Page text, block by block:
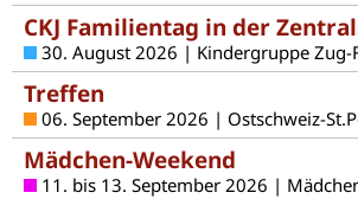
CKJ Familientag in der
30. August 2026 | Kindergruppe Zug-
Treffen
06. September 2026 | Ostschweiz-
Mädchen-Weekend
11. bis 13. September 2026 |